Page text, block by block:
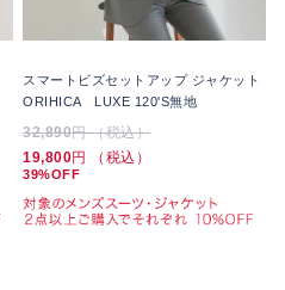
スマートビズセットアップ ジャケット
ORIHICA LUXE 120'S無地
32,890円 （税込）
19,800円 （税込）
39%OFF